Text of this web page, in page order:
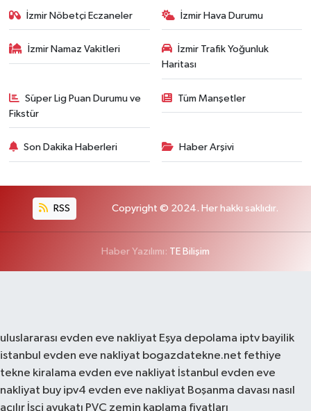
İzmir Nöbetçi Eczaneler İzmir Hava Durumu
İzmir Namaz Vakitleri
İzmir Trafik Yoğunluk
Haritası
Süper Lig Puan Durumu ve
Fikstür
Tüm Manşetler
Son Dakika Haberleri Haber Arşivi
RSS Copyright © 2024. Her hakkı saklıdır.
Haber Yazılımı: TE Bilişim
uluslararası evden eve nakliyat Eşya depolama iptv bayilik
istanbul evden eve nakliyat bogazdatekne.net fethiye
tekne kiralama evden eve nakliyat İstanbul evden eve
nakliyat buy ipv4 evden eve nakliyat Boşanma davası nasıl
açılır İşçi avukatı PVC zemin kaplama fiyatları